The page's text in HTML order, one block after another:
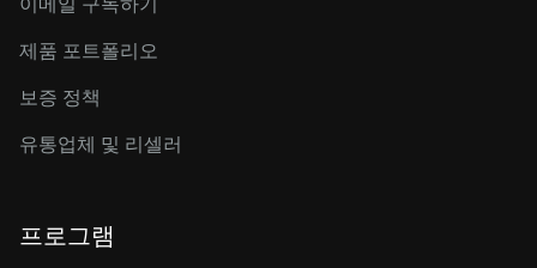
제품 포트폴리오
보증 정책
유통업체 및 리셀러
프로그램